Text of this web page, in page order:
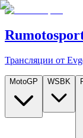
Трансляции от
MotoGP WSBK